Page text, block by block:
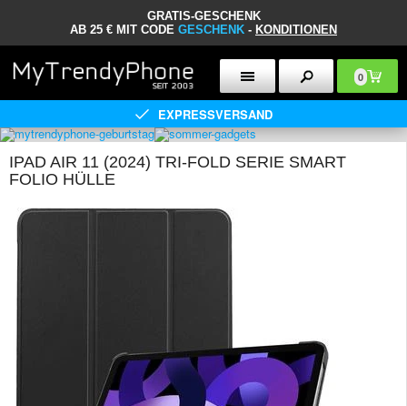
GRATIS-GESCHENK
AB 25 € MIT CODE GESCHENK - KONDITIONEN
0
EXPRESSVERSAND
IPAD AIR 11 (2024) TRI-FOLD SERIE SMART
FOLIO HÜLLE